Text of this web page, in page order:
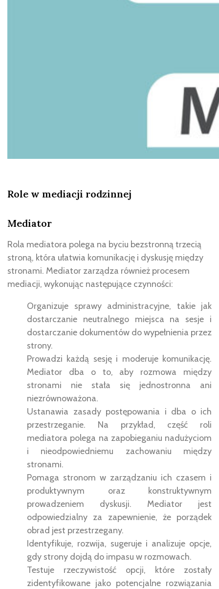
Role w mediacji rodzinnej
Mediator
Rola mediatora polega na byciu bezstronną trzecią
stroną, która ułatwia komunikację i dyskusję między
stronami. Mediator zarządza również procesem
mediacji, wykonując następujące czynności:
Organizuje sprawy administracyjne, takie jak
dostarczanie neutralnego miejsca na sesje i
dostarczanie dokumentów do wypełnienia przez
strony.
Prowadzi każdą sesję i moderuje komunikację.
Mediator dba o to, aby rozmowa między
stronami nie stała się jednostronna ani
niezrównoważona.
Ustanawia zasady postępowania i dba o ich
przestrzeganie. Na przykład, część roli
mediatora polega na zapobieganiu nadużyciom
i nieodpowiedniemu zachowaniu między
stronami.
Pomaga stronom w zarządzaniu ich czasem i
produktywnym oraz konstruktywnym
prowadzeniem dyskusji. Mediator jest
odpowiedzialny za zapewnienie, że porządek
obrad jest przestrzegany.
Identyfikuje, rozwija, sugeruje i analizuje opcje,
gdy strony dojdą do impasu w rozmowach.
Testuje rzeczywistość opcji, które zostały
zidentyfikowane jako potencjalne rozwiązania